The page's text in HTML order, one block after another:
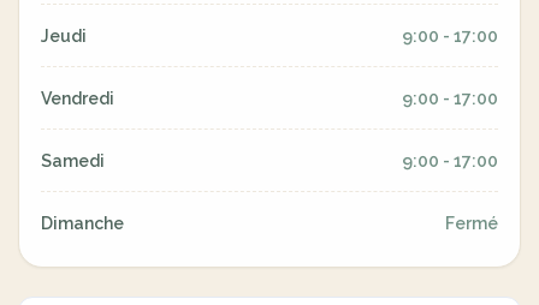
Jeudi 9:00 - 17:00
Vendredi 9:00 - 17:00
Samedi 9:00 - 17:00
Dimanche Fermé